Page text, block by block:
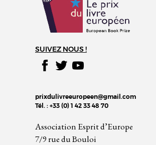
SUIVEZ NOUS !
prixdulivreeuropeen@gmail.com
Tél. : +33 (0) 1 42 33 48 70
Association Esprit d’Europe
7/9 rue du Bouloi